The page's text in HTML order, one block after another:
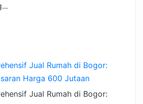
Jual Rumah di Bogor:
Harga 600 Jutaan
Jual Rumah di Bogor: